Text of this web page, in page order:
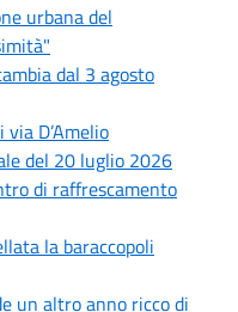
urbana del
dal 3 agosto
D’Amelio
del 20 luglio 2026
di raffrescamento
la baraccopoli
un altro anno ricco di